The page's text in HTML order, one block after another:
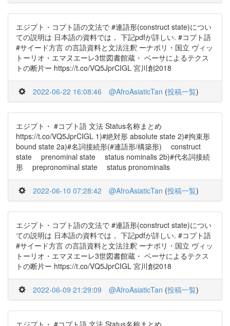
エジプト・コプト語の文法で #連語形(construct state)につい
ての説明は 日本語の資料では， 下記pdfが詳しい. #コプト語
#サイード方言 の言語資料と文法注釈 ーナポリ・国立 ヴィッ
トーリオ・エマヌエーレ3世図書館蔵・ ベーサによるテクス
トの断片ー https://t.co/VQ5JprCIGL 宮川創2018
2022-06-22 16:08:46 @AfroAsiaticTan (投稿一覧)
エジプト・ #コプト語 文法 Status名称まとめ
https://t.co/VQ5JprCIGL 1)#絶対形 absolute state 2)#拘束形
bound state 2a)#名詞接続形(#連語形/構築形) construct
state prenominal state status nominalis 2b)#代名詞接続
形 prepronominal state status pronominalis
2022-06-10 07:28:42 @AfroAsiaticTan (投稿一覧)
エジプト・コプト語の文法で #連語形(construct state)につい
ての説明は 日本語の資料では， 下記pdfが詳しい. #コプト語
#サイード方言 の言語資料と文法注釈 ーナポリ・国立 ヴィッ
トーリオ・エマヌエーレ3世図書館蔵・ ベーサによるテクス
トの断片ー https://t.co/VQ5JprCIGL 宮川創2018
2022-06-09 21:29:09 @AfroAsiaticTan (投稿一覧)
エジプト・ #コプト語 文法 Status名称まとめ